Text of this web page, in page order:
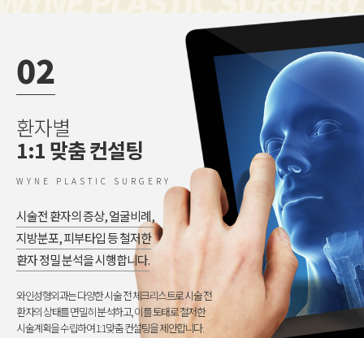
02
환자별
1:1 맞춤 컨설팅
WYNE PLASTIC SURGERY
시술전 환자의 증상, 얼굴비례,
지방분포, 피부타입 등 철저한
환자 정밀 분석을 시행합니다.
와인성형외과는 다양한 시술 전 체크리스트로 시술 전
환자의 상태를 면밀히 분석하고, 이를 토태로 철저한
시술계획을 수립하여 1:1맞춤 컨설팅을 제안합니다.